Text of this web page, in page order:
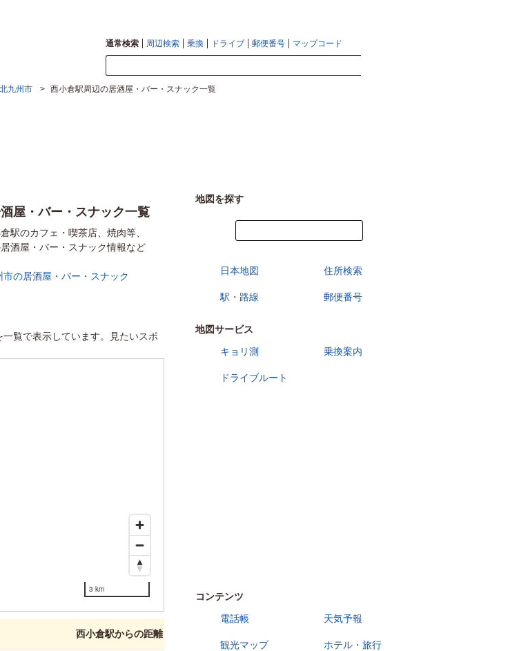
通常検索 周辺検索 乗換 ドライブ 郵便番号 マップコード
北九州市 > 西小倉駅周辺の居酒屋・バー・スナック一覧
屋・バー・スナック一覧
駅のカフェ・喫茶店、焼肉等、
酒屋・バー・スナック情報など
市の居酒屋・バー・スナック
覧で表示しています。見たいスポ
3 km
西小倉駅からの距離
地図を探す
日本地図 住所検索
駅・路線 郵便番号
地図サービス
キョリ測
乗換案内
ドライブルート
コンテンツ
電話帳
天気予報
観光マップ ホテル・旅行